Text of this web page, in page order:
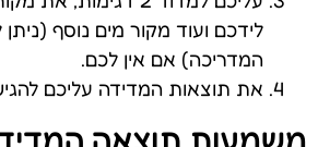
לידכם ועוד מקור מים נוסף
המדריכה) אם אין לכם.
את תוצאות המדידה עליכם
משמעות תוצאה